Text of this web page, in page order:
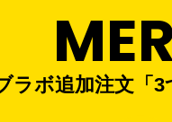
ラボ追加注文「3